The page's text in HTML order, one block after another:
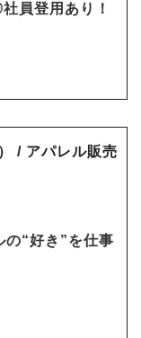
員登用あり！
/ アパレル販売
の“好き”を仕事